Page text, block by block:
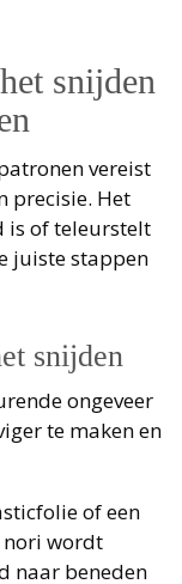
snijden
vereist
precisie. Het
is of teleurstelt
juiste stappen
snijden
ongeveer
te maken en
of een
nori wordt
naar beneden